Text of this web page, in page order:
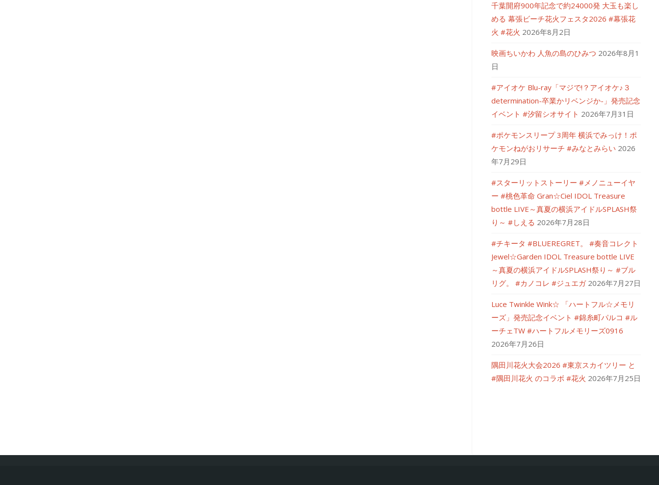
千葉開府900年記念で約24000発 大玉も楽し
める 幕張ビーチ花火フェスタ2026 #幕張花
火 #花火 2026年8月2日
映画ちいかわ 人魚の島のひみつ 2026年8月1
日
#アイオケ Blu-ray「マジで!？アイオケ♪３
determination-卒業かリベンジか-」発売記念
イベント #汐留シオサイト 2026年7月31日
#ポケモンスリープ 3周年 横浜でみっけ！ポ
ケモンねがおリサーチ #みなとみらい 2026
年7月29日
#スターリットストーリー #メノニューイヤ
ー #桃色革命 Gran☆Ciel IDOL Treasure
bottle LIVE～真夏の横浜アイドルSPLASH祭
り～ #しえる 2026年7月28日
#チキータ #BLUEREGRET。 #奏音コレクト
Jewel☆Garden IDOL Treasure bottle LIVE
～真夏の横浜アイドルSPLASH祭り～ #ブル
リグ。 #カノコレ #ジュエガ 2026年7月27日
Luce Twinkle Wink☆ 「ハートフル☆メモリ
ーズ」発売記念イベント #錦糸町パルコ #ル
ーチェTW #ハートフルメモリーズ0916
2026年7月26日
隅田川花火大会2026 #東京スカイツリー と
#隅田川花火 のコラボ #花火 2026年7月25日